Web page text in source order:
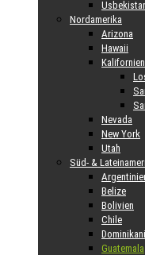
Nordamerika
Arizona
Hawaii
Kalifornien
Nevada
New York
Utah
Süd- &
Belize
Bolivien
Chile
Guatemala